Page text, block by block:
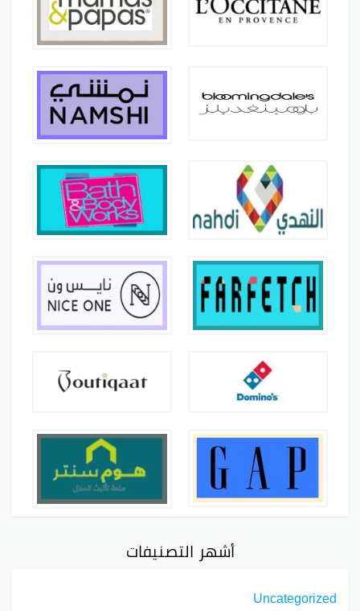
أشهر التصنيفات
Uncategorized